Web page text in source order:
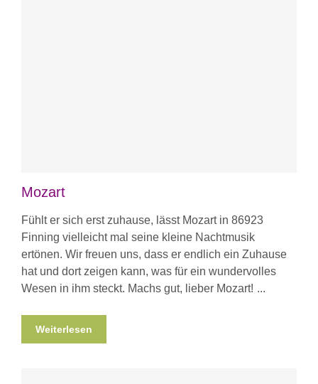
Mozart
Fühlt er sich erst zuhause, lässt Mozart in 86923
Finning vielleicht mal seine kleine Nachtmusik
ertönen. Wir freuen uns, dass er endlich ein Zuhause
hat und dort zeigen kann, was für ein wundervolles
Wesen in ihm steckt. Machs gut, lieber Mozart!
Weiterlesen